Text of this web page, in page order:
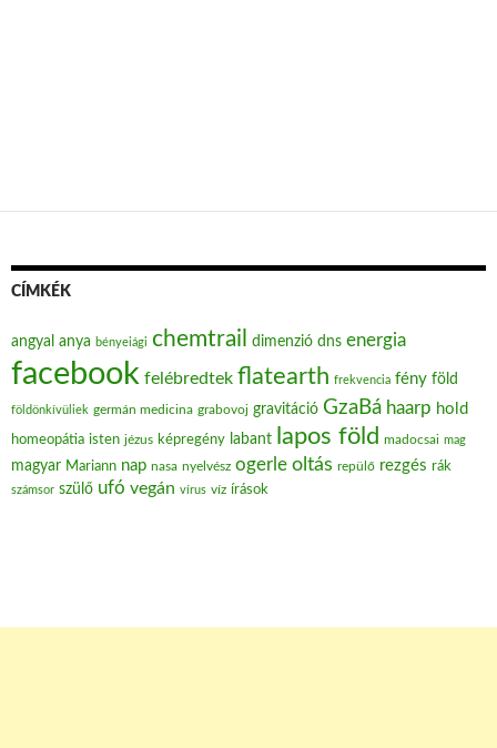
CÍMKÉK
angyal anya bényeiági chemtrail dimenzió dns energia
facebook felébredtek flatearth frekvencia fény föld
földönkívüliek germán medicina grabovoj gravitáció GzaBá haarp hold
homeopátia isten jézus képregény labant lapos föld madocsai mag
magyar Mariann nap nasa nyelvész ogerle oltás repülő rezgés rák
számsor szülő ufó vegán vírus víz írások